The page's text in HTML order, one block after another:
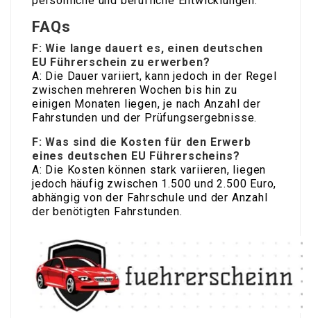
FAQs
F: Wie lange dauert es, einen deutschen
EU Führerschein zu erwerben?
A: Die Dauer variiert, kann jedoch in der Regel
zwischen mehreren Wochen bis hin zu
einigen Monaten liegen, je nach Anzahl der
Fahrstunden und der Prüfungsergebnisse.
F: Was sind die Kosten für den Erwerb
eines deutschen EU Führerscheins?
A: Die Kosten können stark variieren, liegen
jedoch häufig zwischen 1.500 und 2.500 Euro,
abhängig von der Fahrschule und der Anzahl
der benötigten Fahrstunden.